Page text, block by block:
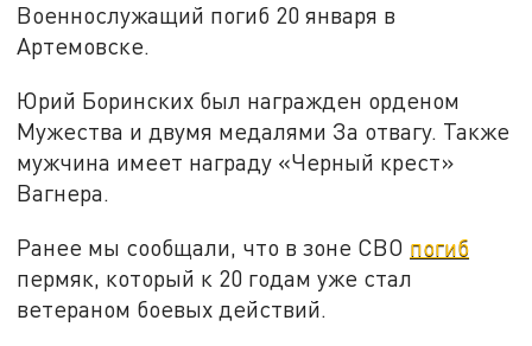
Военнослужащий погиб 20 января в
Артемовске.
Юрий Боринских был награжден орденом
Мужества и двумя медалями За отвагу. Также
мужчина имеет награду «Черный крест»
Вагнера.
Ранее мы сообщали, что в зоне СВО погиб
пермяк, который к 20 годам уже стал
ветераном боевых действий.